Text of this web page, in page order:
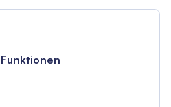
Funktionen